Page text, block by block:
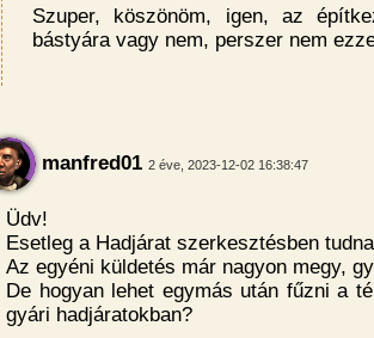
Szuper, köszönöm, igen, az
bástyára vagy nem, perszer nem
manfred01 2 éve, 2023-12-02 16:38:47
Üdv!
Esetleg a Hadjárat szerkesztésben
Az egyéni küldetés már nagyon megy,
De hogyan lehet egymás után fűzni a
gyári hadjáratokban?